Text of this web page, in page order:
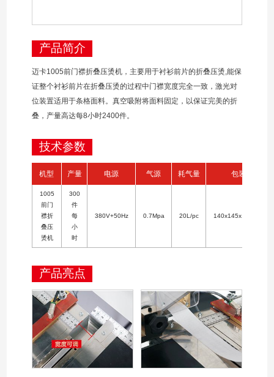
产品简介
迈卡1005前门襟折叠压烫机，主要用于衬衫前片的折叠压烫,能保
证整个衬衫前片在折叠压烫的过程中门襟宽度完全一致，激光对
位装置适用于条格面料。真空吸附将面料固定，以保证完美的折
叠，产量高达每8小时2400件。
技术参数
机型 产量 电源 气源 耗气量 包装
1005
前门
襟折
叠压
烫机
300
件
每
小
时
380V+50Hz 0.7Mpa 20L/pc 140x145x180hcm
产品亮点